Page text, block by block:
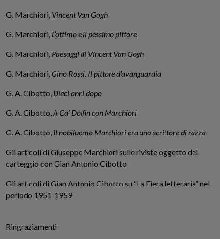
G. Marchiori, Vincent Van Gogh
G. Marchiori, L’ottimo e il pessimo pittore
G. Marchiori, Paesaggi di Vincent Van Gogh
G. Marchiori, Gino Rossi. Il pittore d’avanguardia
G. A. Cibotto, Dieci anni dopo
G. A. Cibotto, A Ca’ Dolfin con Marchiori
G. A. Cibotto, Il nobiluomo Marchiori era uno scrittore di razza
Gli articoli di Giuseppe Marchiori sulle riviste oggetto del
carteggio con Gian Antonio Cibotto
Gli articoli di Gian Antonio Cibotto su “La Fiera letteraria” nel
periodo 1951-1959
Ringraziamenti